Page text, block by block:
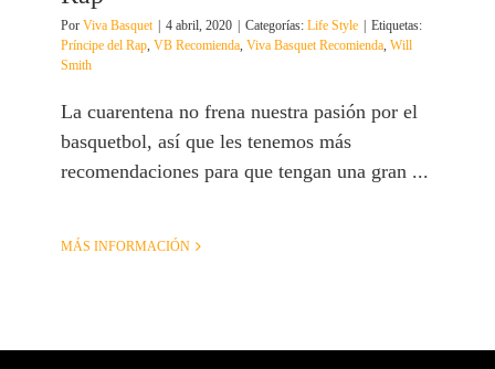
Por Viva Basquet | 4 abril, 2020 | Categorías: Life Style | Etiquetas:
Príncipe del Rap VB Recomienda Viva Basquet Recomienda Will
Smith
La cuarentena no frena nuestra pasión por el
basquetbol, así que les tenemos más
recomendaciones para que tengan una gran ...
MÁS INFORMACIÓN